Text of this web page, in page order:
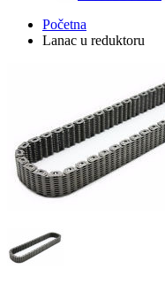
Početna
Lanac u reduktoru